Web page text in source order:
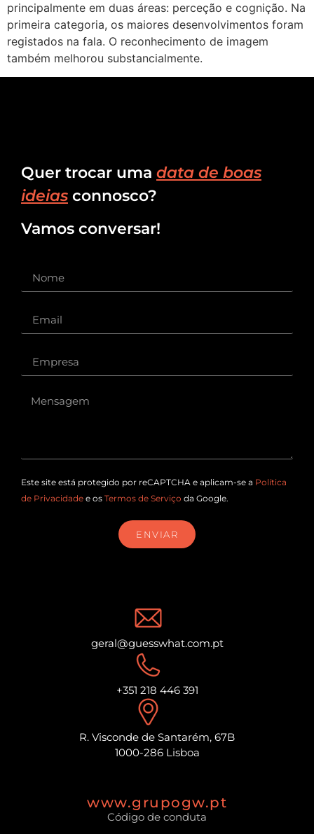
principalmente em duas áreas: perceção e cognição. Na
primeira categoria, os maiores desenvolvimentos foram
registados na fala. O reconhecimento de imagem
também melhorou substancialmente.
Quer trocar uma data de boas
ideias connosco?
Vamos conversar!
Este site está protegido por reCAPTCHA e aplicam-se a Política
de Privacidade e os Termos de Serviço da Google.
ENVIAR
geral@guesswhat.com.pt
+351 218 446 391
R. Visconde de Santarém, 67B
1000-286 Lisboa
www.grupogw.pt
Código de conduta